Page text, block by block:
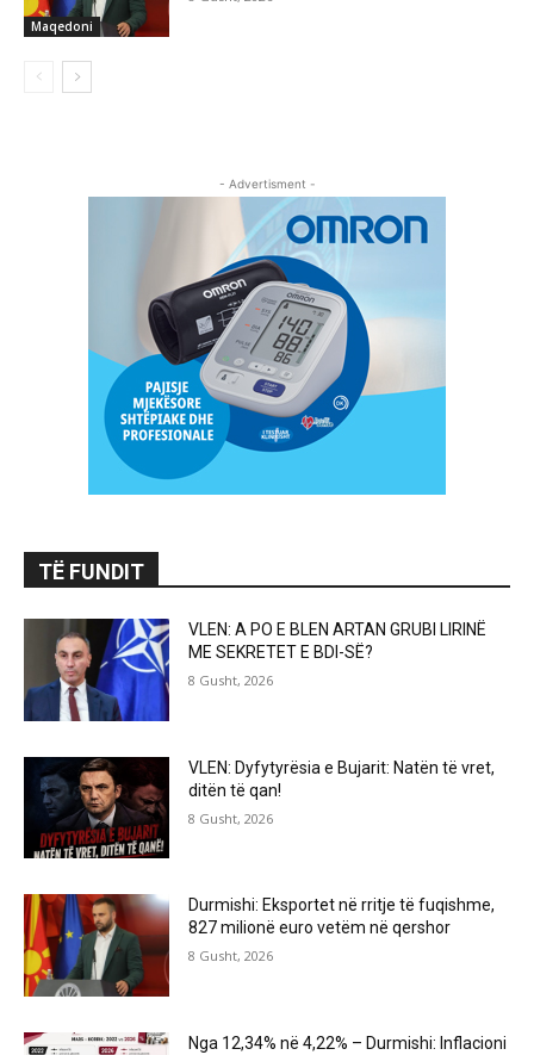
Maqedoni
- Advertisment -
TË FUNDIT
VLEN: A PO E BLEN ARTAN GRUBI LIRINË
ME SEKRETET E BDI-SË?
8 Gusht, 2026
VLEN: Dyfytyrësia e Bujarit: Natën të vret,
ditën të qan!
8 Gusht, 2026
Durmishi: Eksportet në rritje të fuqishme,
827 milionë euro vetëm në qershor
8 Gusht, 2026
Nga 12,34% në 4,22% – Durmishi: Inflacioni